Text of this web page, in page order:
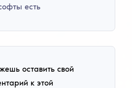
есть
оставить свой
к этой